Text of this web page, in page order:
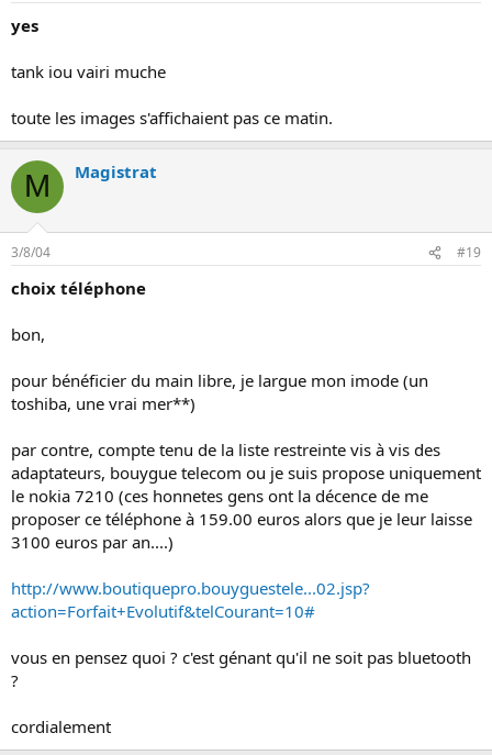
yes
tank iou vairi muche
toute les images s'affichaient pas ce matin.
M Magistrat
3/8/04 #19
choix téléphone
bon,
pour bénéficier du main libre, je largue mon imode (un
toshiba, une vrai mer**)
par contre, compte tenu de la liste restreinte vis à vis des
adaptateurs, bouygue telecom ou je suis propose uniquement
le nokia 7210 (ces honnetes gens ont la décence de me
proposer ce téléphone à 159.00 euros alors que je leur laisse
3100 euros par an....)
http://www.boutiquepro.bouyguestele...02.jsp?
action=Forfait+Evolutif&telCourant=10#
vous en pensez quoi ? c'est génant qu'il ne soit pas bluetooth
?
cordialement